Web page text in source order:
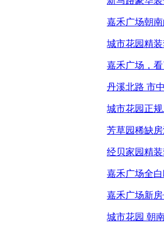
嘉禾广场朝
城市花园精
嘉禾广场，
丹溪北路 市
城市花园正
芳草园稀缺
经贝家园精
嘉禾广场全
嘉禾广场新
城市花园 朝